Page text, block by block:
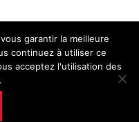
by ThemeZee.
garantir la meilleure
continuez à utiliser ce
acceptez l'utilisation des